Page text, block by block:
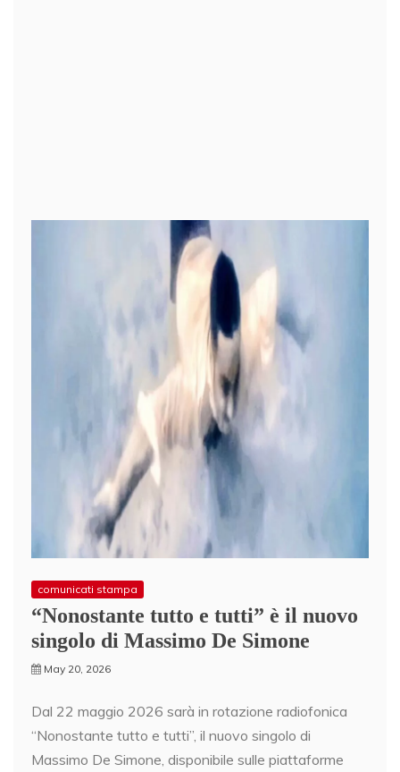
comunicati stampa
“Nonostante tutto e tutti” è il nuovo
singolo di Massimo De Simone
May 20, 2026
Dal 22 maggio 2026 sarà in rotazione radiofonica
“Nonostante tutto e tutti”, il nuovo singolo di
Massimo De Simone, disponibile sulle piattaforme